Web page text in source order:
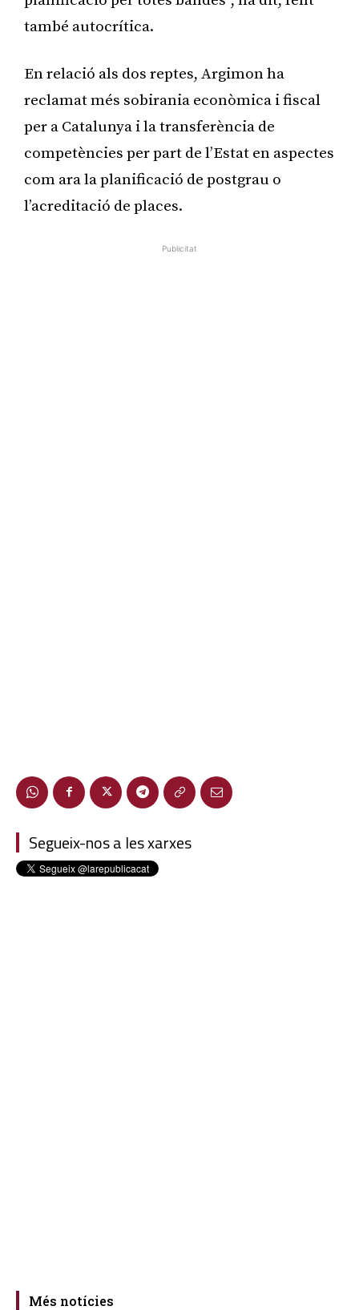
també autocrítica.
En relació als dos reptes, Argimon ha
reclamat més sobirania econòmica i fiscal
per a Catalunya i la transferència de
competències per part de l’Estat en aspectes
com ara la planificació de postgrau o
l’acreditació de places.
Publicitat
Segueix-nos a les xarxes
Més notícies